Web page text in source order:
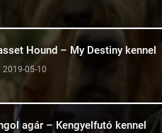
Hound – My Destiny kennel
2019-05-10
agár – Kengyelfutó kennel